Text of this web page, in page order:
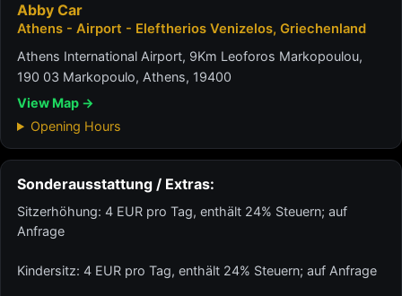
Abby Car
Athens - Airport - Eleftherios Venizelos, Griechenland
Athens International Airport, 9Km Leoforos Markopoulou,
190 03 Markopoulo, Athens, 19400
View Map →
Opening Hours
Sonderausstattung / Extras:
Sitzerhöhung: 4 EUR pro Tag, enthält 24% Steuern; auf
Anfrage
Kindersitz: 4 EUR pro Tag, enthält 24% Steuern; auf Anfrage